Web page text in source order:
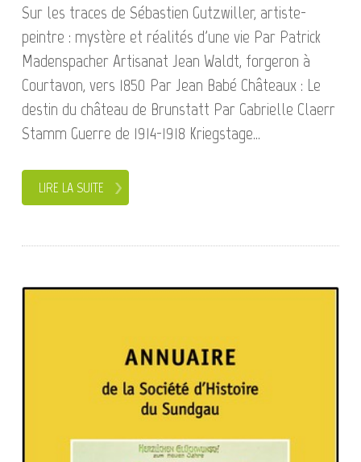
Sur les traces de Sébastien Gutzwiller, artiste-
peintre : mystère et réalités d'une vie Par Patrick
Madenspacher Artisanat Jean Waldt, forgeron à
Courtavon, vers 1850 Par Jean Babé Châteaux : Le
destin du château de Brunstatt Par Gabrielle Claerr
Stamm Guerre de 1914-1918 Kriegstage...
LIRE LA SUITE